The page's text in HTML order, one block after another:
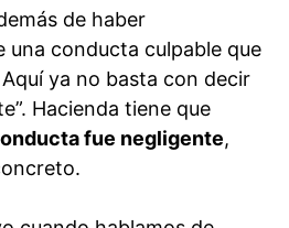
de haber
una conducta culpable que
ya no basta con decir
Hacienda tiene que
fue negligente,